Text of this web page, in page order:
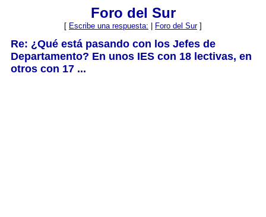
Foro del Sur
[ Escribe una respuesta: Foro del Sur]
Re: ¿Qué está pasando con los Jefes de
Departamento? En unos IES con 18 lectivas, en
otros con 17 ...